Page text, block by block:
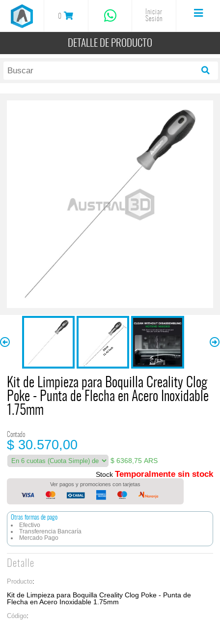
0
Iniciar
Sesión
DETALLE DE PRODUCTO
Kit de Limpieza para Boquilla Creality Clog
Poke - Punta de Flecha en Acero Inoxidable
1.75mm
Contado
$ 30.570,00
$ 6368,75 ARS
Stock Temporalmente sin stock
Ver pagos y promociones con tarjetas
Otras formas de pago
Efectivo
Transferencia Bancaría
Mercado Pago
Detalle
Producto:
Kit de Limpieza para Boquilla Creality Clog Poke - Punta de
Flecha en Acero Inoxidable 1.75mm
Código: